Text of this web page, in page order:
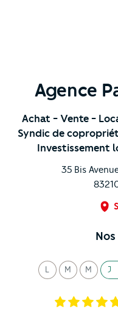
Agence
Achat - Vente -
Syndic de
Investissement
35 Bis
L
undi
M
ardi
M
ercredi
J